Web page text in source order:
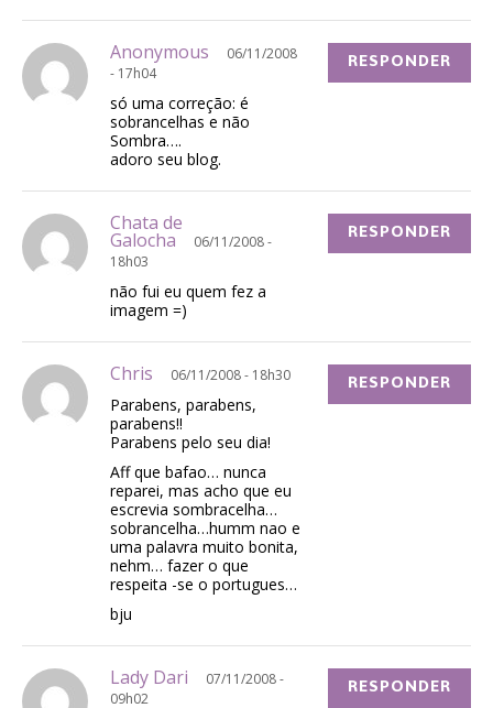
Anonymous
06/11/2008
- 17h04
só uma correção: é
sobrancelhas e não
Sombra….
adoro seu blog.
RESPONDER
Chata de
Galocha
06/11/2008 -
18h03
não fui eu quem fez a
imagem =)
RESPONDER
Chris 06/11/2008 - 18h30
Parabens, parabens,
parabens!!
Parabens pelo seu dia!
Aff que bafao… nunca
reparei, mas acho que eu
escrevia sombracelha…
sobrancelha…humm nao e
uma palavra muito bonita,
nehm… fazer o que
respeita -se o portugues…
bju
RESPONDER
Lady Dari
07/11/2008 -
09h02
RESPONDER